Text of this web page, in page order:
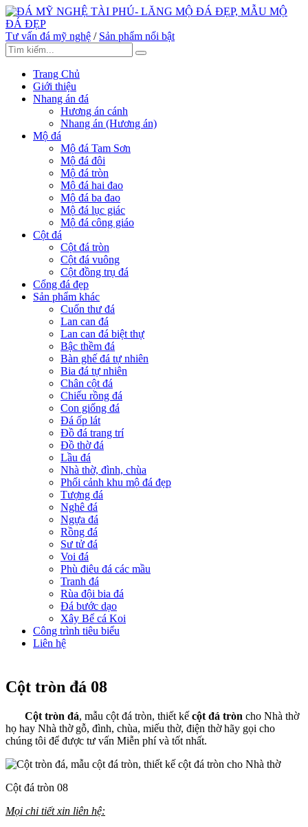
Tư vấn đá mỹ nghệ / Sản phẩm nổi bật
Trang Chủ
Giới thiệu
Nhang án đá
Hương án cánh
Nhang án (Hương án)
Mộ đá
Mộ đá Tam Sơn
Mộ đá đôi
Mộ đá tròn
Mộ đá hai đao
Mộ đá ba đao
Mộ đá lục giác
Mộ đá công giáo
Cột đá
Cột đá tròn
Cột đá vuông
Cột đồng trụ đá
Cổng đá đẹp
Sản phẩm khác
Cuốn thư đá
Lan can đá
Lan can đá biệt thự
Bậc thềm đá
Bàn ghế đá tự nhiên
Bia đá tự nhiên
Chân cột đá
Chiếu rồng đá
Con giống đá
Đá ốp lát
Đồ đá trang trí
Đồ thờ đá
Lầu đá
Nhà thờ, đình, chùa
Phối cảnh khu mộ đá đẹp
Tượng đá
Nghê đá
Ngựa đá
Rồng đá
Sư tử đá
Voi đá
Phù điêu đá các mầu
Tranh đá
Rùa đội bia đá
Đá bước dạo
Xây Bể cá Koi
Công trình tiêu biểu
Liên hệ
Cột tròn đá 08
Cột tròn đá, mẫu cột đá tròn, thiết kế cột đá tròn cho Nhà thờ
họ hay Nhà thờ gỗ, đình, chùa, miếu thờ, điện thờ hãy gọi cho
chúng tôi để được tư vấn Miễn phí và tốt nhất.
Cột đá tròn 08
Mọi chi tiết xin liên hệ: